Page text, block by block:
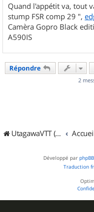
Quand l'appétit va, tout
stump FSR comp 29 ",
Camèra Gopro Black
A590IS
Répondre
2
UtagawaVTT (Randos VTT et VTTAE avec traces GPS)
Développé par phpBB
Traduction